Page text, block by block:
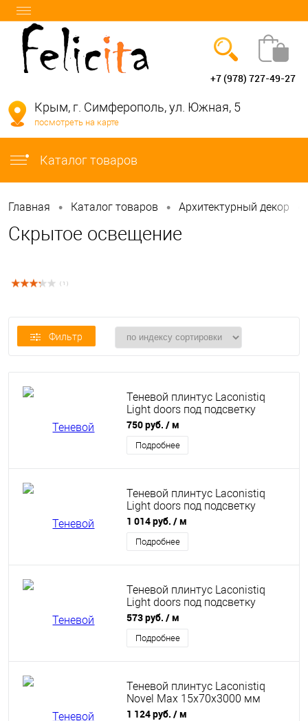
info@felicita-crimea.ru
+7 (978) 727-49-27
Крым, г. Симферополь, ул. Южная, 5
посмотреть на карте
Каталог товаров
Главная • Каталог товаров • Архитектурный декор
Скрытое освещение
( 1 )
Фильтр
Теневой плинтус Laconistiq
Light doors под подсветку
36x15,5x3000 мм черный муар
750 руб. / м
Подробнее
Теневой плинтус Laconistiq
Light doors под подсветку
36x15,5x3000 мм черный
анодированный
1 014 руб. / м
Подробнее
Теневой плинтус Laconistiq
Light doors под подсветку
36x15,5x3000 мм без покрытия
573 руб. / м
Подробнее
Теневой плинтус Laconistiq
Novel Max 15x70x3000 мм
серебряный анодированный
1 124 руб. / м